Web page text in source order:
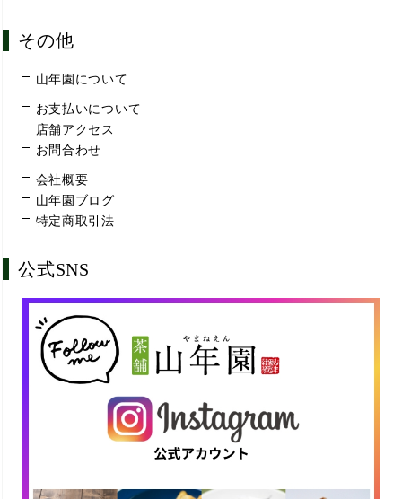
その他
山年園について
お支払いについて
店舗アクセス
お問合わせ
会社概要
山年園ブログ
特定商取引法
公式SNS